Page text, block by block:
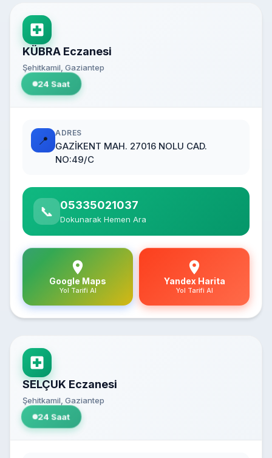
KÜBRA Eczanesi
Şehitkamil, Gaziantep
24 Saat
📍
ADRES
GAZİKENT MAH. 27016 NOLU CAD.
NO:49/C
📞 05335021037
Dokunarak Hemen Ara
Google Maps
Yol Tarifi Al
Yandex Harita
Yol Tarifi Al
SELÇUK Eczanesi
Şehitkamil, Gaziantep
24 Saat